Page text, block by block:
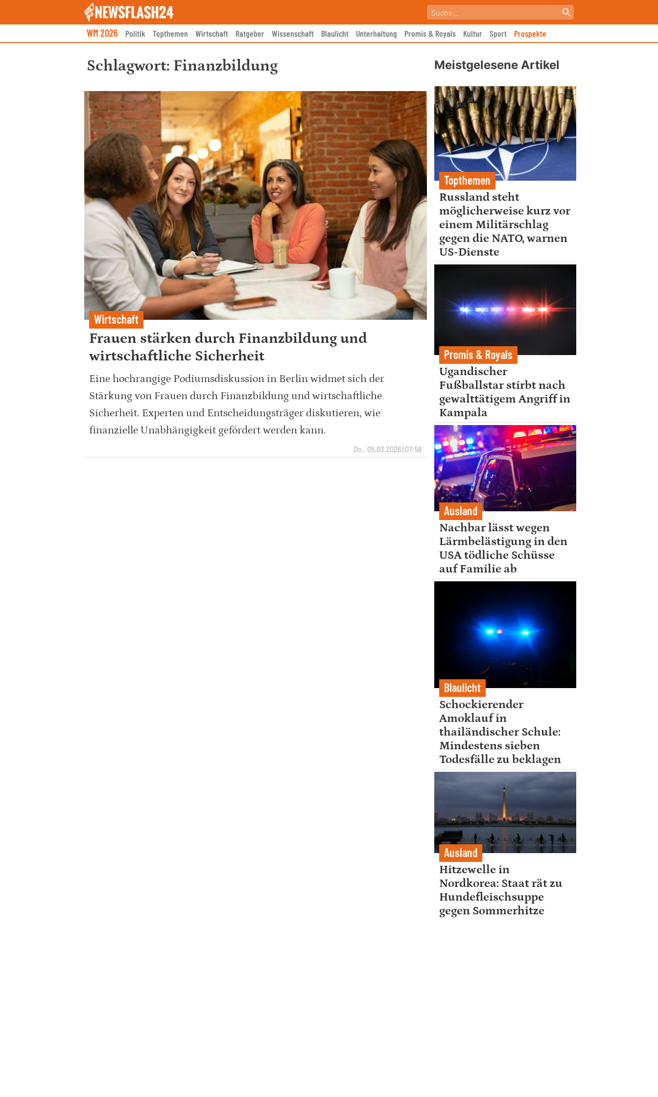
WM 2026 Politik Topthemen Wirtschaft Ratgeber Wissenschaft Blaulicht Unterhaltung Promis & Royals Kultur Sport Prospekte
Schlagwort: Finanzbildung
Wirtschaft
Frauen stärken durch Finanzbildung und
wirtschaftliche Sicherheit
Eine hochrangige Podiumsdiskussion in Berlin widmet sich der
Stärkung von Frauen durch Finanzbildung und wirtschaftliche
Sicherheit. Experten und Entscheidungsträger diskutieren, wie
finanzielle Unabhängigkeit gefördert werden kann.
Do., 05.03.2026 | 07:58
Meistgelesene Artikel
Topthemen
Russland steht
möglicherweise kurz vor
einem Militärschlag
gegen die NATO, warnen
US-Dienste
Promis & Royals
Ugandischer
Fußballstar stirbt nach
gewalttätigem Angriff in
Kampala
Ausland
Nachbar lässt wegen
Lärmbelästigung in den
USA tödliche Schüsse
auf Familie ab
Blaulicht
Schockierender
Amoklauf in
thailändischer Schule:
Mindestens sieben
Todesfälle zu beklagen
Ausland
Hitzewelle in
Nordkorea: Staat rät zu
Hundefleischsuppe
gegen Sommerhitze